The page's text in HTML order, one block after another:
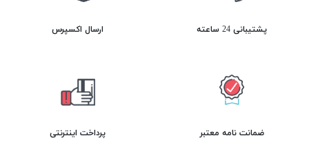
پشتیبانی 24 ساعته ارسال اکسپرس
ضمانت نامه معتبر پرداخت اینترنتی